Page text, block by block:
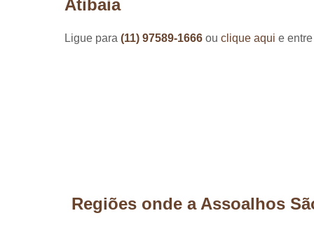
Atibaia
Ligue para (11) 97589-1666 ou clique aqui e
Regiões onde a Assoalhos